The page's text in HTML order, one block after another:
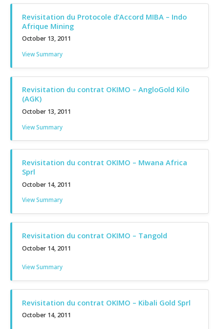
Revisitation du Protocole d’Accord MIBA – Indo
Afrique Mining
October 13, 2011
View Summary
Revisitation du contrat OKIMO – AngloGold Kilo
(AGK)
October 13, 2011
View Summary
Revisitation du contrat OKIMO – Mwana Africa
Sprl
October 14, 2011
View Summary
Revisitation du contrat OKIMO – Tangold
October 14, 2011
View Summary
Revisitation du contrat OKIMO – Kibali Gold Sprl
October 14, 2011